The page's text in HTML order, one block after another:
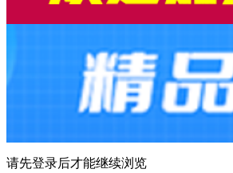
请先登录后才能继续浏览